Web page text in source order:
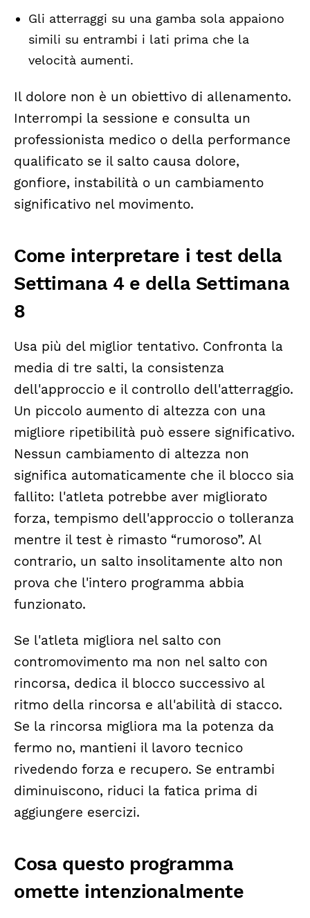
Gli atterraggi su una gamba sola appaiono
simili su entrambi i lati prima che la
velocità aumenti.
Il dolore non è un obiettivo di allenamento.
Interrompi la sessione e consulta un
professionista medico o della performance
qualificato se il salto causa dolore,
gonfiore, instabilità o un cambiamento
significativo nel movimento.
Come interpretare i test della
Settimana 4 e della Settimana
8
Usa più del miglior tentativo. Confronta la
media di tre salti, la consistenza
dell'approccio e il controllo dell'atterraggio.
Un piccolo aumento di altezza con una
migliore ripetibilità può essere significativo.
Nessun cambiamento di altezza non
significa automaticamente che il blocco sia
fallito: l'atleta potrebbe aver migliorato
forza, tempismo dell'approccio o tolleranza
mentre il test è rimasto “rumoroso”. Al
contrario, un salto insolitamente alto non
prova che l'intero programma abbia
funzionato.
Se l'atleta migliora nel salto con
contromovimento ma non nel salto con
rincorsa, dedica il blocco successivo al
ritmo della rincorsa e all'abilità di stacco.
Se la rincorsa migliora ma la potenza da
fermo no, mantieni il lavoro tecnico
rivedendo forza e recupero. Se entrambi
diminuiscono, riduci la fatica prima di
aggiungere esercizi.
Cosa questo programma
omette intenzionalmente